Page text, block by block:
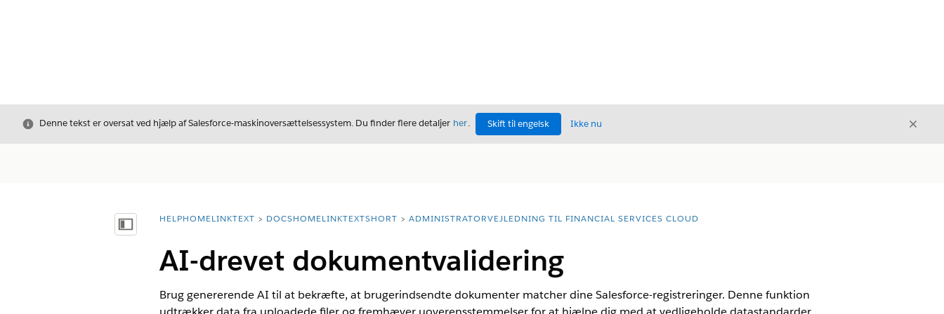
LukDenne tekst er oversat ved hjælp af Salesforce-maskinoversættelsessystem. Du finder flere detaljer her. Skift til engelsk Ikke nu Luk
Vis indholdsfortegnelse
breadcrumbDescription
HELPHOMELINKTEXT DOCSHOMELINKTEXTSHORT ADMINISTRATORVEJLEDNING TIL FINANCIAL SERVICES CLOUD
AI-drevet dokumentvalidering
Brug genererende AI til at bekræfte, at brugerindsendte dokumenter matcher dine Salesforce-registreringer. Denne funktion